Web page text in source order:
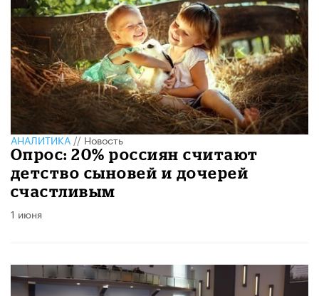
АНАЛИТИКА//Новость
Опрос: 20% россиян считают
детство сыновей и дочерей
счастливым
1 июня